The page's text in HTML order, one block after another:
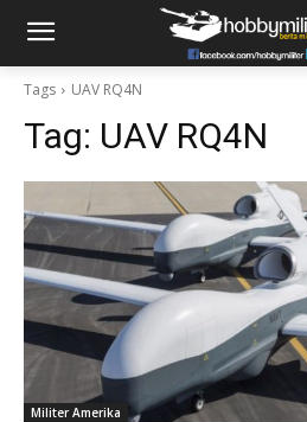
Tags UAV RQ4N
Tag: UAV RQ4N
Militer Amerika